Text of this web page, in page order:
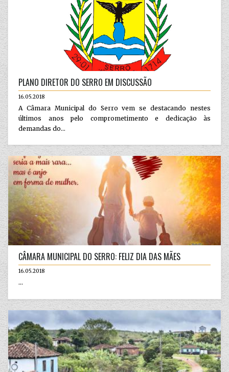
PLANO DIRETOR DO SERRO EM DISCUSSÃO
16.05.2018
A Câmara Municipal do Serro vem se destacando nestes
últimos anos pelo comprometimento e dedicação às
demandas do...
CÂMARA MUNICIPAL DO SERRO: FELIZ DIA DAS MÃES
16.05.2018
...